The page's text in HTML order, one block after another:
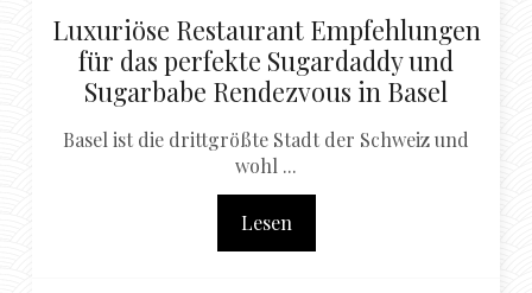
Luxuriöse Restaurant Empfehlungen
für das perfekte Sugardaddy und
Sugarbabe Rendezvous in Basel
Basel ist die drittgrößte Stadt der Schweiz und
wohl ...
Lesen